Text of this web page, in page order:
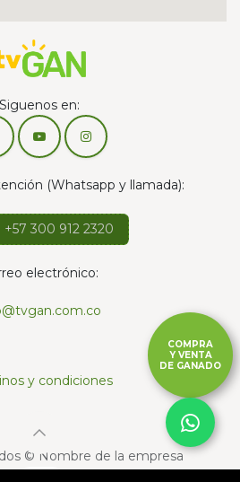
Siguenos en:
(Whatsapp y llamada):
+57 300 912 2320
electrónico:
y condiciones
© Nombre de la empresa
COMPRA
Y VENTA
DE GANADO